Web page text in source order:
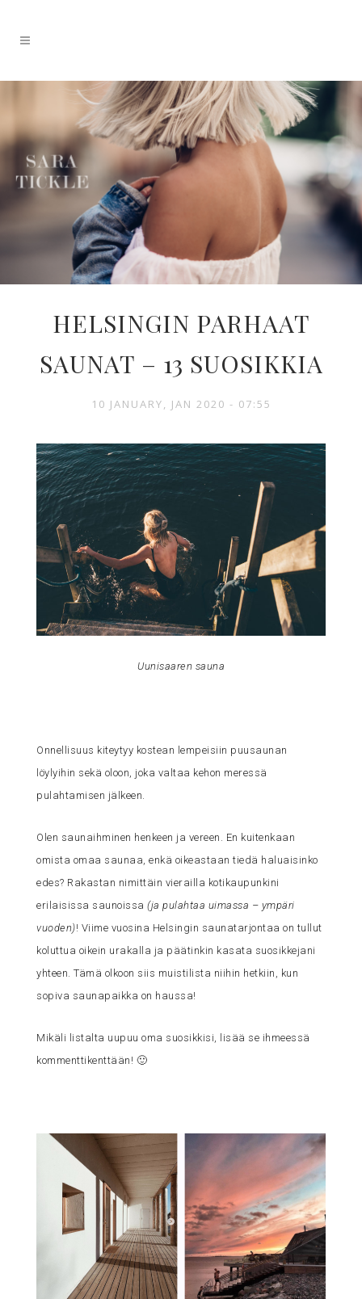
HELSINGIN PARHAAT
SAUNAT – 13 SUOSIKKIA
10 JANUARY, JAN 2020 - 07:55
Uunisaaren sauna
Onnellisuus kiteytyy kostean lempeisiin puusaunan
löylyihin sekä oloon, joka valtaa kehon meressä
pulahtamisen jälkeen.
Olen saunaihminen henkeen ja vereen. En kuitenkaan
omista omaa saunaa, enkä oikeastaan tiedä haluaisinko
edes? Rakastan nimittäin vierailla kotikaupunkini
erilaisissa saunoissa(ja pulahtaa uimassa – ympäri
vuoden)! Viime vuosina Helsingin saunatarjontaa on tullut
koluttua oikein urakalla ja päätinkin kasata suosikkejani
yhteen. Tämä olkoon siis muistilista niihin hetkiin, kun
sopiva saunapaikka on haussa!
Mikäli listalta uupuu oma suosikkisi, lisää se ihmeessä
kommenttikenttään! 🙂